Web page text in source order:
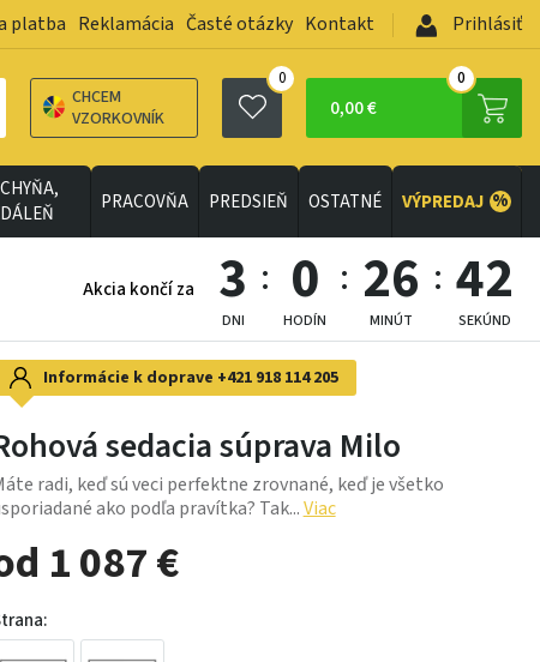
platba Reklamácia Časté otázky Kontakt Prihlásiť
CHCEM
VZORKOVNÍK
0
0,00 €
0
PRACOVŇA PREDSIEŇ OSTATNÉ VÝPREDAJ %
Akcia končí za 3
DNI
0
HODÍN
26
MINÚT
41
SEKÚND
Informácie k doprave +421 918 114 205
sedacia súprava Milo
radi, keď sú veci perfektne zrovnané, keď je všetko
ako podľa pravítka? Tak...Viac
1 087 €